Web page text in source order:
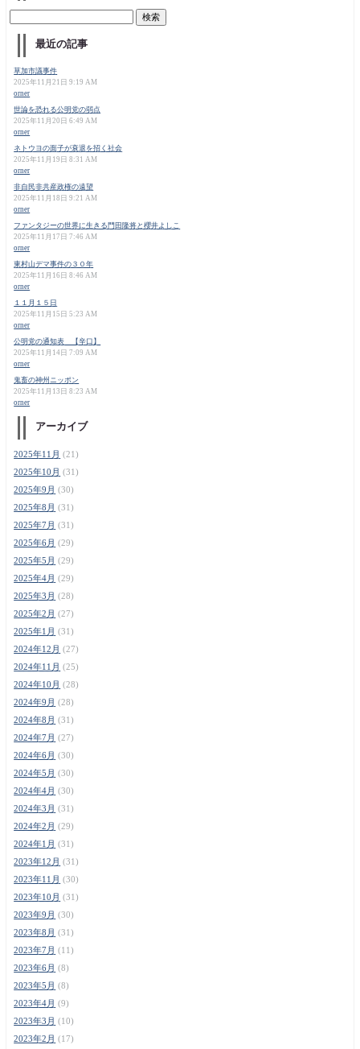
最近の記事
草加市議事件
2025年11月21日 9:19 AM
orner
世論を恐れる公明党の弱点
2025年11月20日 6:49 AM
orner
ネトウヨの面子が衰退を招く社会
2025年11月19日 8:31 AM
orner
非自民非共産政権の遠望
2025年11月18日 9:21 AM
orner
ファンタジーの世界に生きる門田隆将と櫻井よしこ
2025年11月17日 7:46 AM
orner
東村山デマ事件の３０年
2025年11月16日 8:46 AM
orner
１１月１５日
2025年11月15日 5:23 AM
orner
公明党の通知表 【辛口】
2025年11月14日 7:09 AM
orner
鬼畜の神州ニッポン
2025年11月13日 8:23 AM
orner
アーカイブ
2025年11月 (21)
2025年10月 (31)
2025年9月 (30)
2025年8月 (31)
2025年7月 (31)
2025年6月 (29)
2025年5月 (29)
2025年4月 (29)
2025年3月 (28)
2025年2月 (27)
2025年1月 (31)
2024年12月 (27)
2024年11月 (25)
2024年10月 (28)
2024年9月 (28)
2024年8月 (31)
2024年7月 (27)
2024年6月 (30)
2024年5月 (30)
2024年4月 (30)
2024年3月 (31)
2024年2月 (29)
2024年1月 (31)
2023年12月 (31)
2023年11月 (30)
2023年10月 (31)
2023年9月 (30)
2023年8月 (31)
2023年7月 (11)
2023年6月 (8)
2023年5月 (8)
2023年4月 (9)
2023年3月 (10)
2023年2月 (17)